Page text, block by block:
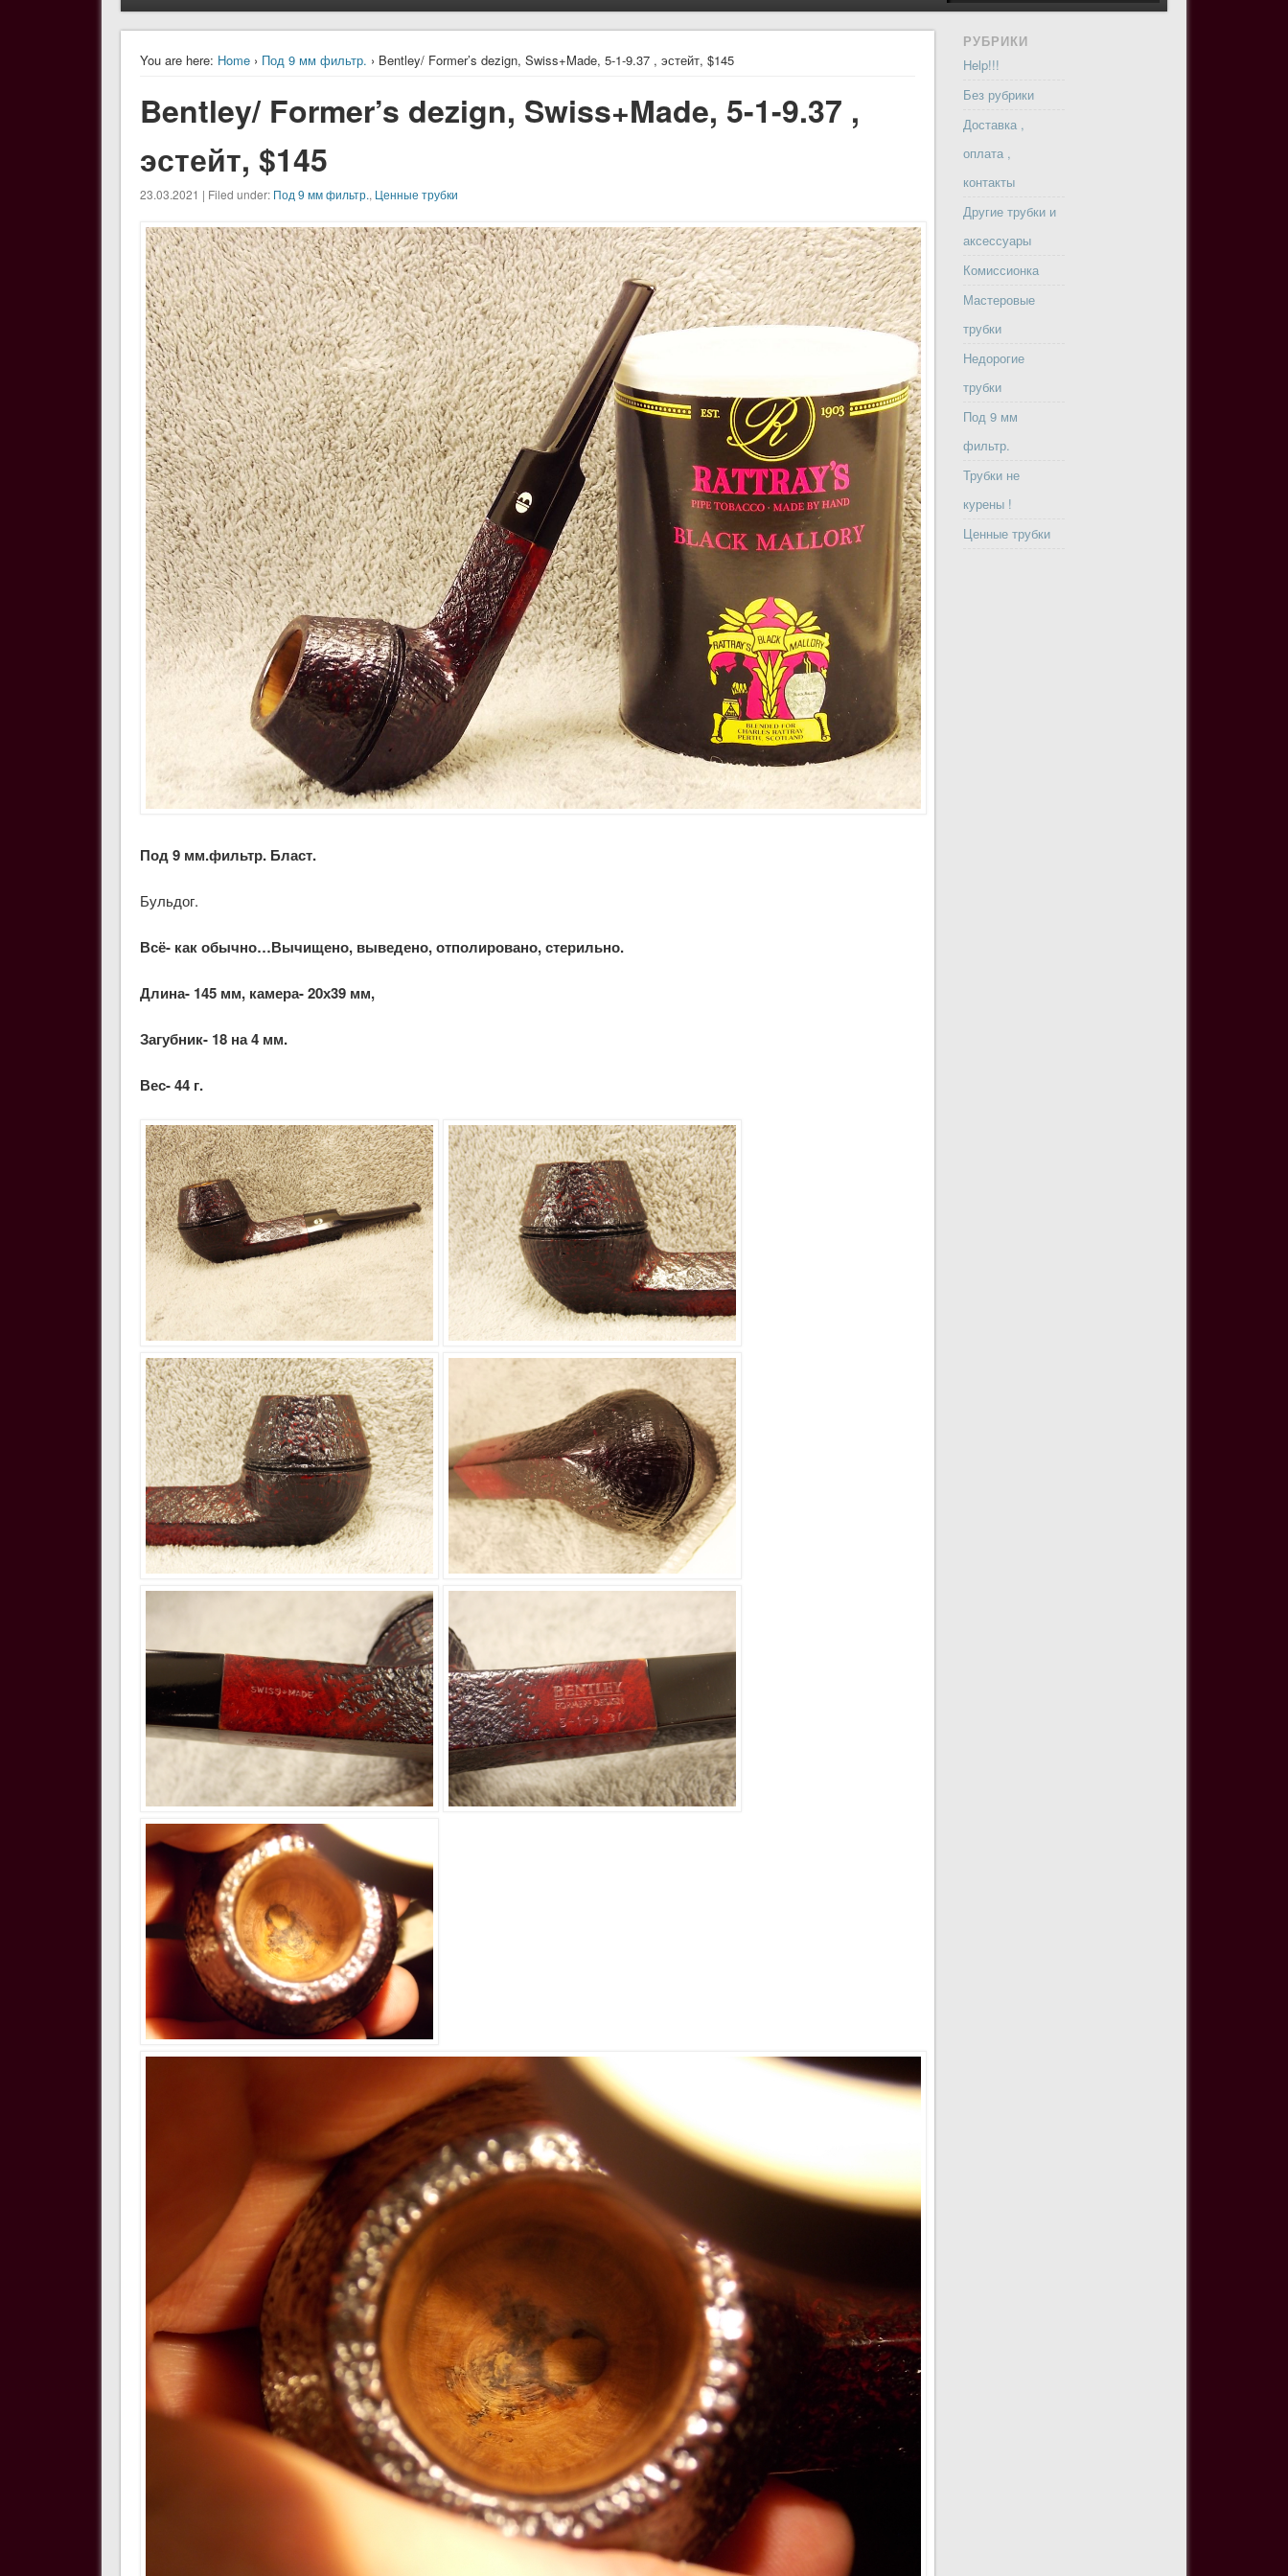
You are here: Home› Под 9 мм фильтр. › Bentley/ Former’s dezign, Swiss+Made, 5-1-9.37 , эстейт, $145
Bentley/ Former’s dezign, Swiss+Made, 5-1-9.37 ,
эстейт, $145
23.03.2021 | Filed under: Под 9 мм фильтр., Ценные трубки
Под 9 мм.фильтр. Бласт.
Бульдог.
Всё- как обычно…Вычищено, выведено, отполировано, стерильно.
Длина- 145 мм, камера- 20х39 мм,
Загубник- 18 на 4 мм.
Вес- 44 г.
РУБРИКИ
Help!!!
Без рубрики
Доставка ,
оплата ,
контакты
Другие трубки и
аксессуары
Комиссионка
Мастеровые
трубки
Недорогие
трубки
Под 9 мм
фильтр.
Трубки не
курены !
Ценные трубки